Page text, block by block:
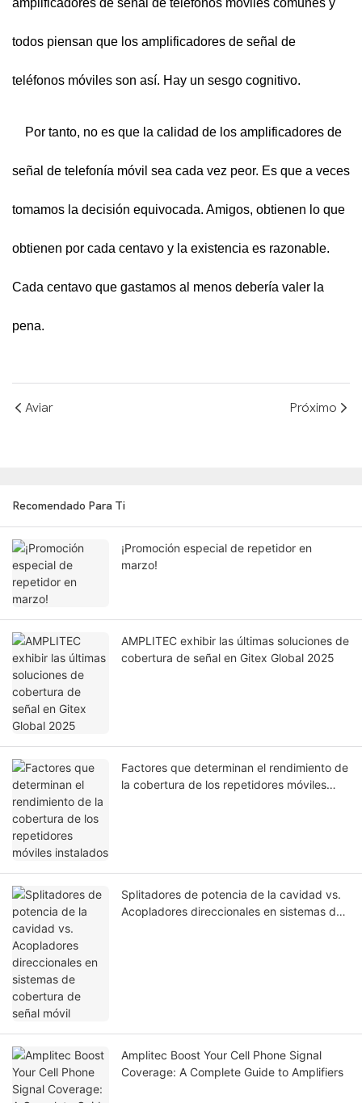
amplificadores de señal de teléfonos móviles comunes y
todos piensan que los amplificadores de señal de
teléfonos móviles son así. Hay un sesgo cognitivo.
Por tanto, no es que la calidad de los amplificadores de
señal de telefonía móvil sea cada vez peor. Es que a veces
tomamos la decisión equivocada. Amigos, obtienen lo que
obtienen por cada centavo y la existencia es razonable.
Cada centavo que gastamos al menos debería valer la
pena.
Aviar Próximo
Recomendado Para Ti
¡Promoción especial de repetidor en
marzo!
AMPLITEC exhibir las últimas soluciones de
cobertura de señal en Gitex Global 2025
Factores que determinan el rendimiento de
la cobertura de los repetidores móviles
Splitadores de potencia de la cavidad vs.
Acopladores direccionales en sistemas de
Amplitec Boost Your Cell Phone Signal
Coverage: A Complete Guide to Amplifiers